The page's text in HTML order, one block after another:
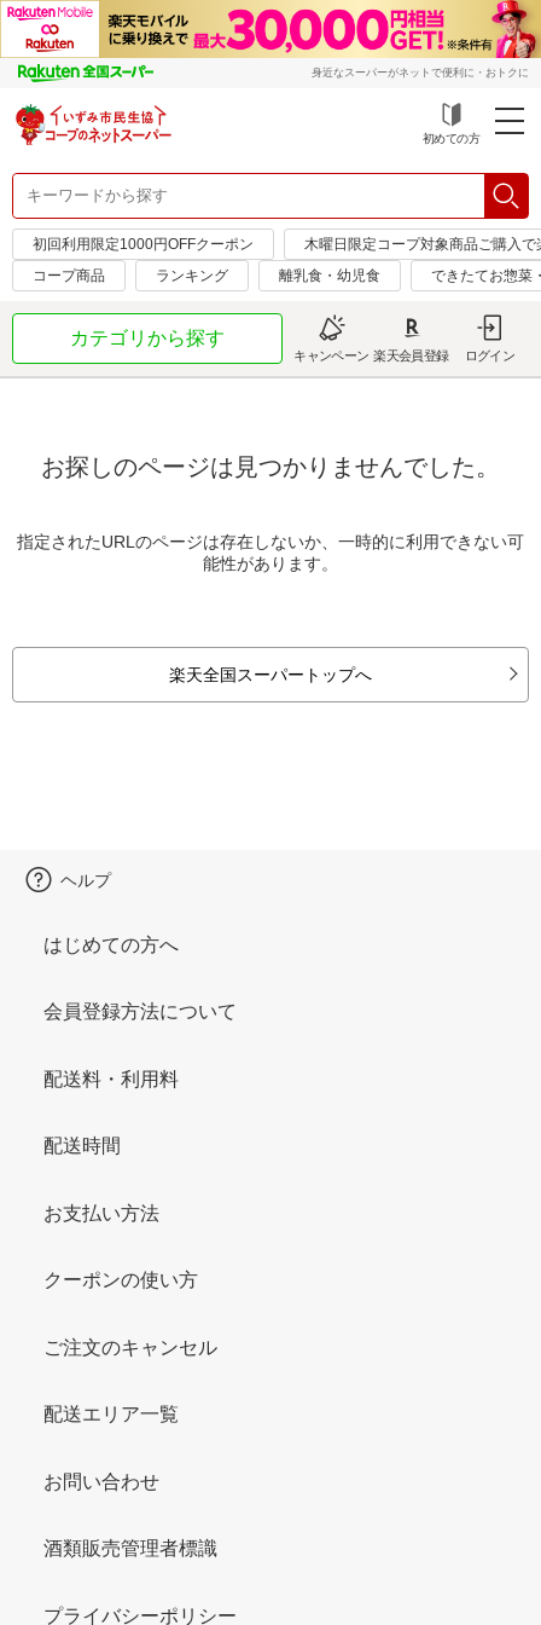
身近なスーパーがネットで便利に・おトクに
初めての方
初回利用限定1000円OFFクーポン
木曜日限定コープ対象商品ご購入
コープ商品
ランキング 離乳食・幼児食 できたてお惣菜
カテゴリから探す
キャンペーン 楽天会員登録 ログイン
お探しのページは見つかりませんでした。
指定されたURLのページは存在しないか、一時的に利用できない可
能性があります。
楽天全国スーパートップへ
ヘルプ
はじめての方へ
会員登録方法について
配送料・利用料
配送時間
お支払い方法
クーポンの使い方
ご注文のキャンセル
配送エリア一覧
お問い合わせ
酒類販売管理者標識
プライバシーポリシー